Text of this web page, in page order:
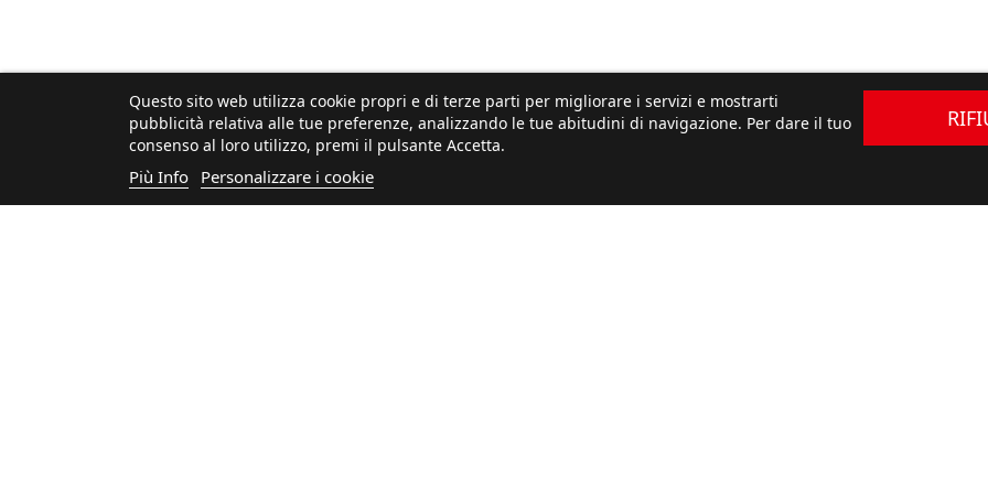
Questo sito web utilizza cookie propri e di terze parti per migliorare i servizi e mostrarti
pubblicità relativa alle tue preferenze, analizzando le tue abitudini di navigazione. Per dare il tuo
consenso al loro utilizzo, premi il pulsante Accetta.
Più Info Personalizzare i cookie